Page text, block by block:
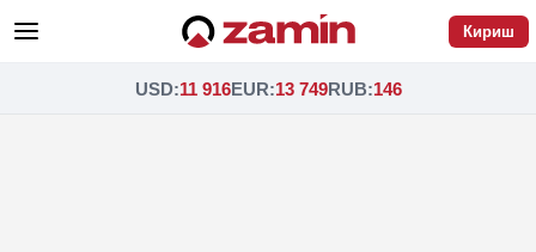
Кириш
USD:11 916EUR:13 749RUB:146